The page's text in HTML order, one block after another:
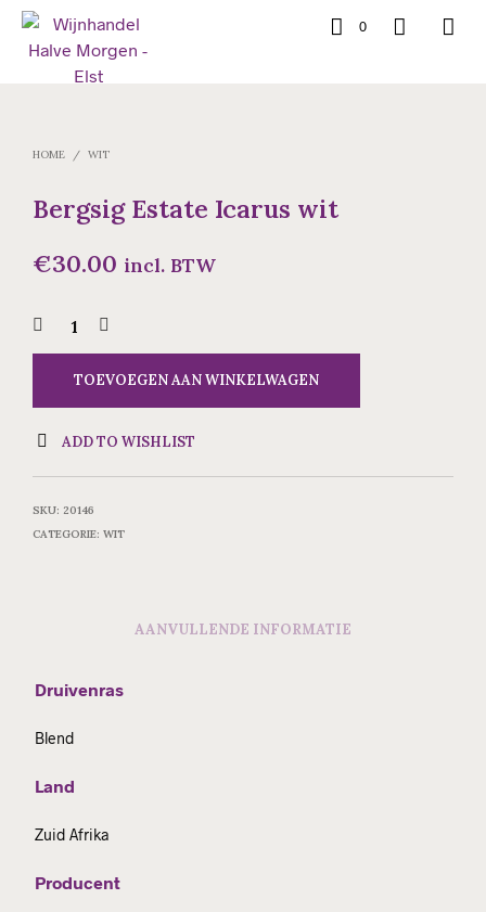
0
HOME / WIT
Bergsig Estate Icarus wit
€30.00 incl. BTW
TOEVOEGEN AAN WINKELWAGEN
ADD TO WISHLIST
SKU: 20146
CATEGORIE: WIT
AANVULLENDE INFORMATIE
Druivenras
Blend
Land
Zuid Afrika
Producent